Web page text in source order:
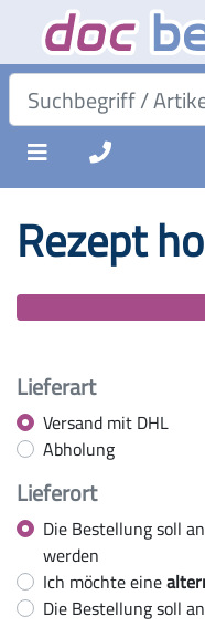
Rezept
Lieferart
Versand mit DHL
Abholung
Lieferort
Die Bestellung soll
werden
Ich möchte eine
Die Bestellung soll